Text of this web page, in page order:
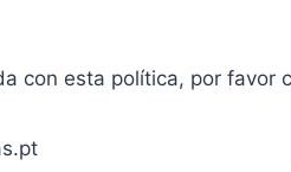
con esta política, por favor